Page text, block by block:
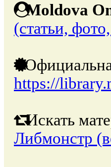
Moldova
(статьи,
https://
Искать
Либмонстр